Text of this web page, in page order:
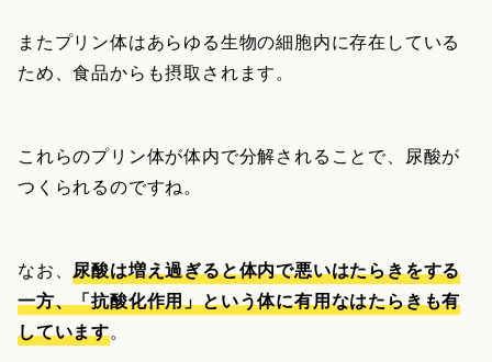
またプリン体はあらゆる生物の細胞内に存在している
ため、食品からも摂取されます。
これらのプリン体が体内で分解されることで、尿酸が
つくられるのですね。
なお、尿酸は増え過ぎると体内で悪いはたらきをする
一方、「抗酸化作用」という体に有用なはたらきも有
しています。